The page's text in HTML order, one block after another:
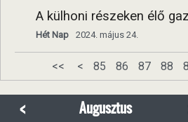
A külhoni részeken élő
Hét Nap 2024. május 24.
<< < 85 86 87 88
< Augusztus